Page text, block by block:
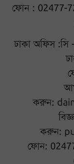
ফোন : 02477-
ঢাকা অফিস :সি
করুন:
করুন:
ফোন: